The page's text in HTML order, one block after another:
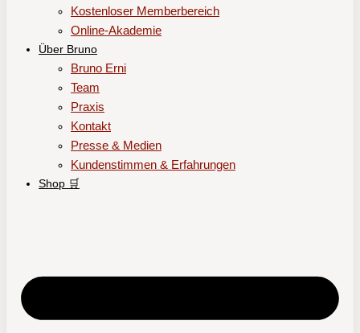
Kostenloser Memberbereich
Online-Akademie
Über Bruno
Bruno Erni
Team
Praxis
Kontakt
Presse & Medien
Kundenstimmen & Erfahrungen
Shop 🛒